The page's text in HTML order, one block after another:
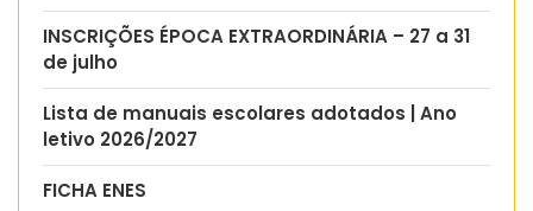
INSCRIÇÕES ÉPOCA EXTRAORDINÁRIA – 27 a 31
de julho
Lista de manuais escolares adotados | Ano
letivo 2026/2027
FICHA ENES